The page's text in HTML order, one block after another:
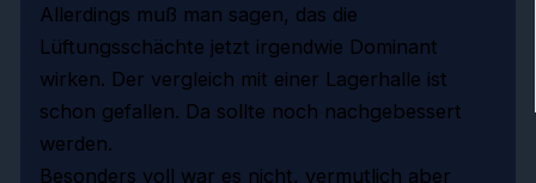
Allerdings muß man sagen, das die
Lüftungsschächte jetzt irgendwie Dominant
wirken. Der vergleich mit einer Lagerhalle ist
schon gefallen. Da sollte noch nachgebessert
werden.
Besonders voll war es nicht, vermutlich aber